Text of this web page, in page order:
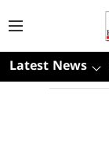
Latest News